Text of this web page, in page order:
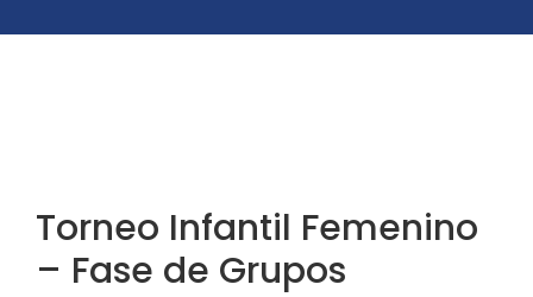
Torneo Infantil Femenino
– Fase de Grupos